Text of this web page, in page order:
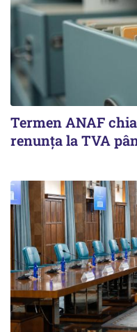
Termen ANAF
renunța la TVA